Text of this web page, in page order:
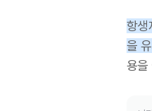
항생
을
용을